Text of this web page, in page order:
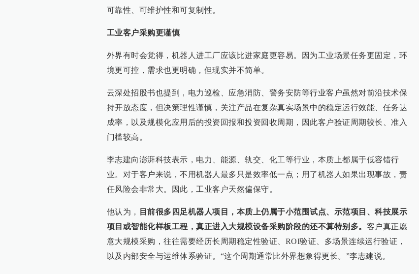
可靠性、可维护性和可复制性。
工业客户采购更谨慎
外界有时会觉得，机器人进工厂应该比进家庭更容易。因为工业场景任务更固定，环
境更可控，需求也更明确，但现实并不简单。
云深处招股书也提到，电力巡检、应急消防、警务安防等行业客户虽然对前沿技术保
持开放态度，但决策理性谨慎，关注产品在复杂真实场景中的稳定运行效能、任务达
成率，以及规模化应用后的投资回报和投资回收周期，因此客户验证周期较长、准入
门槛较高。
李志建向澎湃科技表示，电力、能源、轨交、化工等行业，本质上都属于低容错行
业。对于客户来说，不用机器人最多只是效率低一点；用了机器人如果出现事故，责
任风险会非常大。因此，工业客户天然偏保守。
他认为，
目前很多四足机器人项目，本质上仍属于小范围试点、示范项目、科技展示
项目或智能化样板工程，真正进入大规模设备采购阶段的还不算特别多。 客户真正愿
意大规模采购，往往需要经历长周期稳定性验证、ROI验证、多场景连续运行验证，
以及内部安全与运维体系验证。“这个周期通常比外界想象得更长。”李志建说。